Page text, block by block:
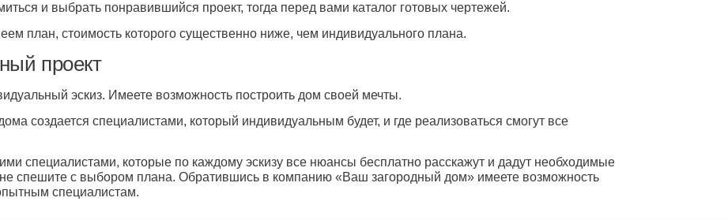
и выбрать понравившийся проект, тогда перед вами каталог готовых чертежей.
план, стоимость которого существенно ниже, чем индивидуального плана.
проект
эскиз. Имеете возможность построить дом своей мечты.
создается специалистами, который индивидуальным будет, и где реализоваться смогут все
специалистами, которые по каждому эскизу все нюансы бесплатно расскажут и дадут необходимые
спешите с выбором плана. Обратившись в компанию «Ваш загородный дом» имеете возможность
специалистам.